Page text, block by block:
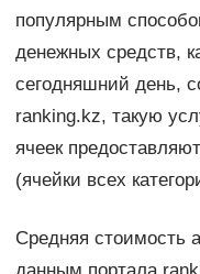
популярным
денежных средств,
сегодняшний день,
ranking.kz, такую
ячеек
(ячейки всех
Средняя стоимость